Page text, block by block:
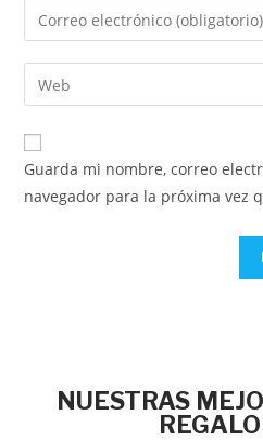
Guarda mi nombre, correo
navegador para la próxima vez
NUESTRAS